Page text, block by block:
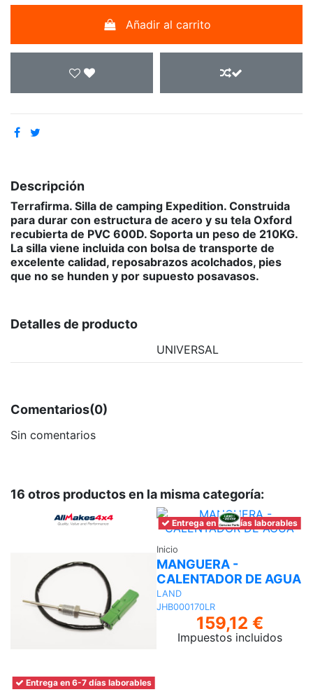
Añadir al carrito
Descripción
Terrafirma. Silla de camping Expedition. Construida
para durar con estructura de acero y su tela Oxford
recubierta de PVC 600D. Soporta un peso de 210KG.
La silla viene incluida con bolsa de transporte de
excelente calidad, reposabrazos acolchados, pies
que no se hunden y por supuesto posavasos.
Detalles de producto
UNIVERSAL
Comentarios(0)
Sin comentarios
16 otros productos en la misma categoría:
Entrega en 6-7 días laborables
Entrega en 6-7 días laborables
Inicio
MANGUERA -
CALENTADOR DE AGUA
LAND
JHB000170LR
159,12 €
Impuestos incluidos